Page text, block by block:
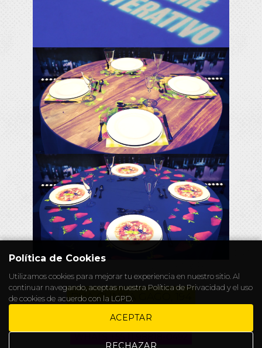
RUA CUNHA GAGO, 194
CHAPELEIRO@ALICEWONDERS.WS
Política de Cookies
Utilizamos cookies para mejorar tu experiencia en nuestro sitio. Al
continuar navegando, aceptas nuestra Política de Privacidad y el uso
de cookies de acuerdo con la LGPD.
ACEPTAR
RECHAZAR